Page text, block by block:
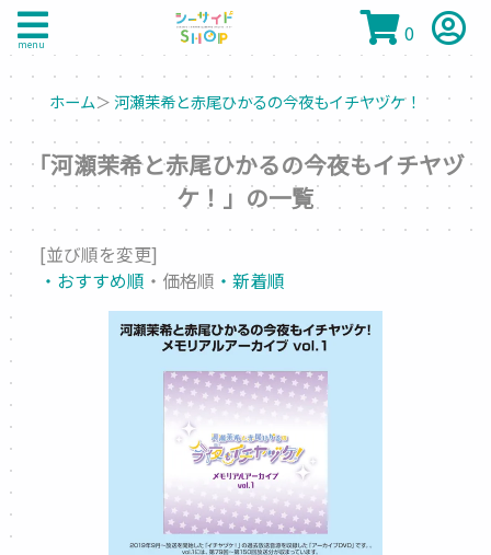
menu 0
ホーム＞河瀬茉希と赤尾ひかるの今夜もイチヤヅケ！
「河瀬茉希と赤尾ひかるの今夜もイチヤヅ
ケ！」の一覧
[並び順を変更]
・おすすめ順 ・価格順 ・新着順